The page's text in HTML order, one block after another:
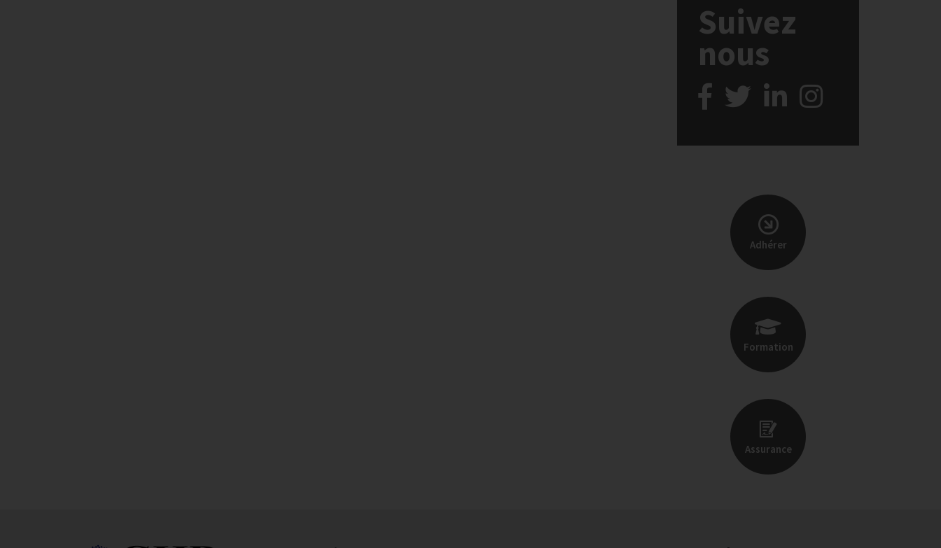
Suivez
nous
Adhérer
Formation
Assurance